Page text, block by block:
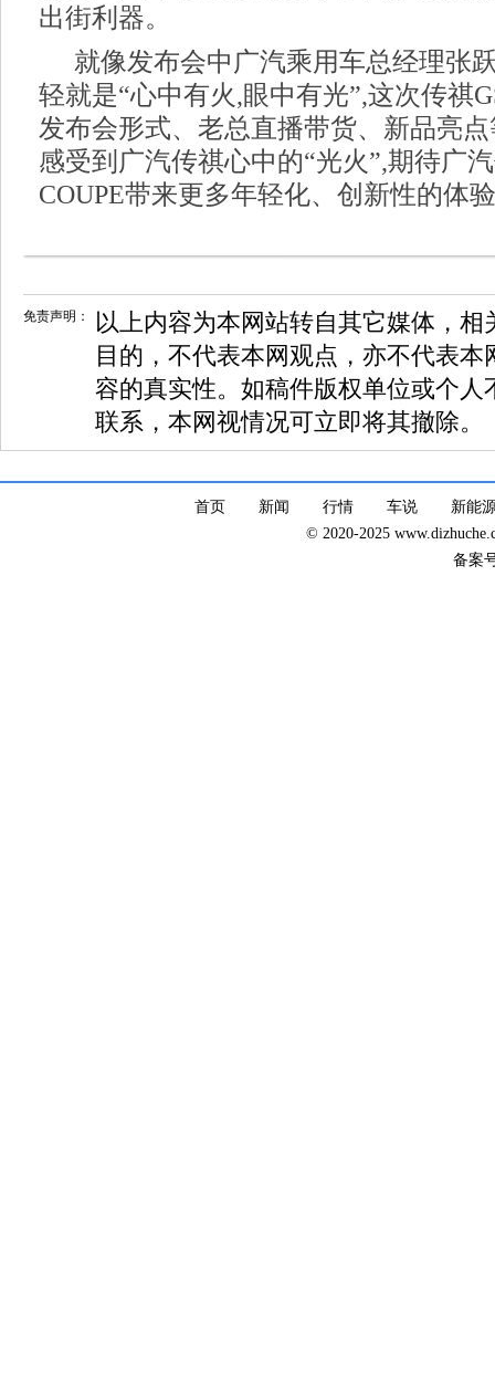
出街利器。
就像发布会中广汽乘用车总经理张
轻就是“心中有火,眼中有光”,这次传祺
发布会形式、老总直播带货、新品亮
感受到广汽传祺心中的“光火”,期待广
COUPE带来更多年轻化、创新性的体
免责声明：
以上内容为本网站转自其它媒体，
目的，不代表本网观点，亦不代表
容的真实性。如稿件版权单位或个
联系，本网视情况可立即将其撤除。
首页 新闻 行情 车说
新能
© 2020-2025
备案